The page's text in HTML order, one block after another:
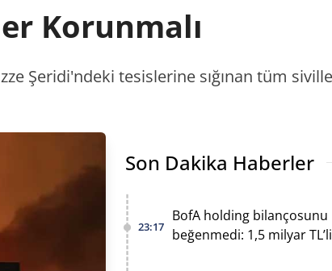
Korunmalı
Şeridi'ndeki tesislerine sığınan tüm
Son Dakika Haberler
23:17
BofA holding bilançosunu
beğenmedi: 1,5 milyar